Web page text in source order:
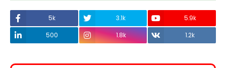
5k 3.1k
5.9k
500
1.8k 1.2k